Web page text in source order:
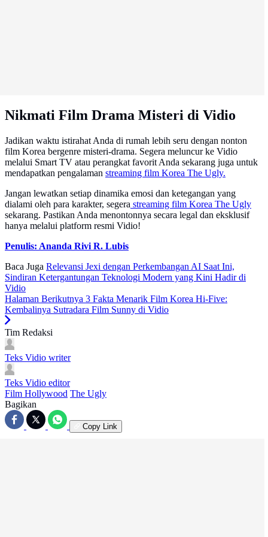
Nikmati Film Drama Misteri di Vidio
Jadikan waktu istirahat Anda di rumah lebih seru dengan nonton
film Korea bergenre misteri-drama. Segera meluncur ke Vidio
melalui Smart TV atau perangkat favorit Anda sekarang juga untuk
mendapatkan pengalaman streaming film Korea The Ugly.
Jangan lewatkan setiap dinamika emosi dan ketegangan yang
dialami oleh para karakter, segera streaming film Korea The Ugly
sekarang. Pastikan Anda menontonnya secara legal dan eksklusif
hanya melalui platform resmi Vidio!
Penulis: Ananda Rivi R. Lubis
Baca Juga Relevansi Jexi dengan Perkembangan AI Saat Ini,
Sindiran Ketergantungan Teknologi Modern yang Kini Hadir di
Vidio
Halaman Berikutnya 3 Fakta Menarik Film Korea Hi-Five:
Kembalinya Sutradara Film Sunny di Vidio
Tim Redaksi
Teks Vidio writer
Teks Vidio editor
Film Hollywood The Ugly
Bagikan
Copy Link